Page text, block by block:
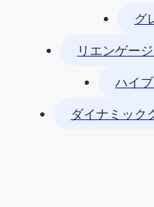
グ
リエンゲー
ハイ
ダイナミック